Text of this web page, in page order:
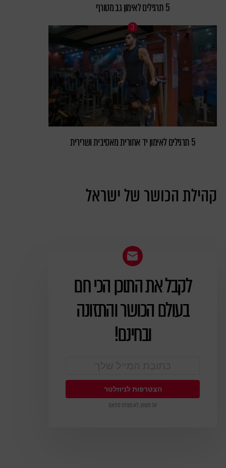
5 תרגילים לאימון גב מטורף
5 תרגילים לאימון יד אחורית מאסיבית ושרירית
קהילת הכושר של ישראל
ניוזלטר
לקבל את התוכן הכי חם
בעולם הכושר והתזונה
ובחינם!
אל חשש, לא נשלח ספאם